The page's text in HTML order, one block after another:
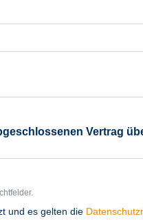
Vertrag
und es gelten die